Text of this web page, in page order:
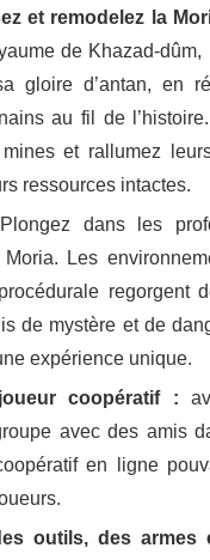
et remodelez la
de Khazad-
gloire d’antan, en
au fil de
mines et rallumez
ressources intactes.
dans les
Les
regorgent
de mystère et de
expérience unique.
coopératif :
avec des amis
en ligne
outils, des armes